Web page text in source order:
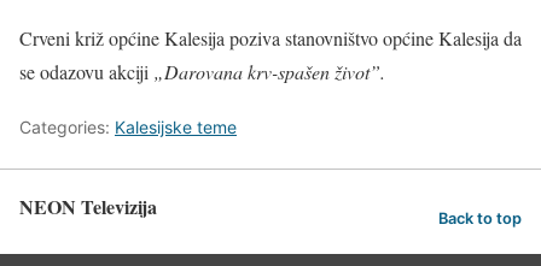
Crveni križ općine Kalesija poziva stanovništvo općine Kalesija da
se odazovu akciji „Darovana krv-spašen život”.
Categories: Kalesijske teme
NEON Televizija Back to top